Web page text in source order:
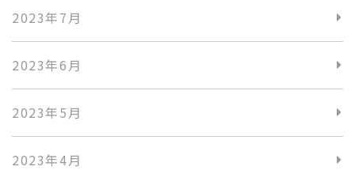
2023年7月
2023年6月
2023年5月
2023年4月